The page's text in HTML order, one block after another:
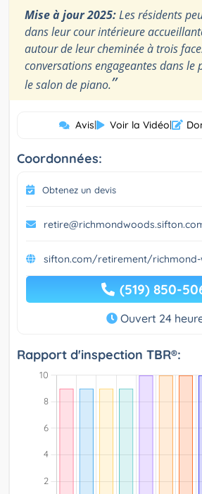
Mise à jour 2025:Les résidents
dans leur cour intérieure
autour de leur cheminée à trois
conversations engageantes dans le
le salon de piano.”
Avis| Voir la Vidéo|
Coordonnées:
Obtenez un devis
sifton.com/retirement/richmond-
(519) 850-
Ouvert 24
Rapport d'inspection TBR®: